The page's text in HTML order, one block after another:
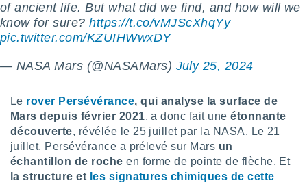
les
de
notre
of ancient life. But what did we find, and how will we
know for sure?https://t.co/vMJScXhqYy
pic.twitter.com/KZUIHWwxDY
— NASA Mars (@NASAMars) July 25, 2024
Le rover Persévérance, qui analyse la surface de
Mars depuis février 2021, a donc fait uneétonnante
découverte, révélée le 25 juillet par la NASA. Le 21
juillet, Persévérance a prélevé sur Mars un
échantillon de roche en forme de pointe de flèche. Et
la structure et les signatures chimiques de cette